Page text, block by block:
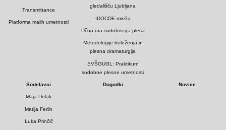
Transmittance
Platforma malih umetnosti
gledališču Ljubljana
IDOCDE mreža
Učna ura sodobnega plesa
Metodologije beleženja in
plesna dramaturgija
SVŠGUGL: Praktikum
sodobne plesne umetnosti
Sodelavci
Maja Delak
Matija Ferlin
Luka Prinčič
Dogodki Novice